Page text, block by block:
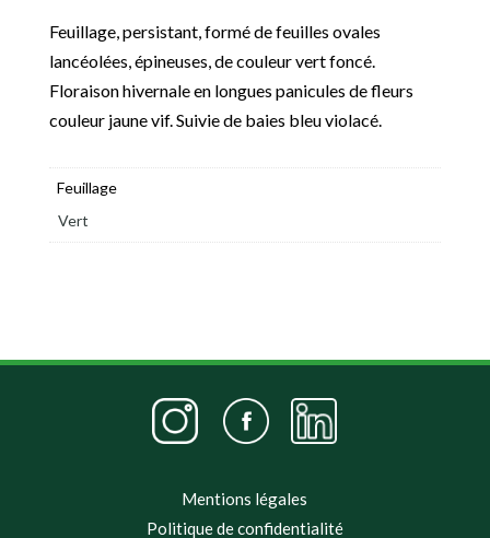
Feuillage, persistant, formé de feuilles ovales
lancéolées, épineuses, de couleur vert foncé.
Floraison hivernale en longues panicules de fleurs
couleur jaune vif. Suivie de baies bleu violacé.
Feuillage
Vert
Mentions légales
Politique de confidentialité